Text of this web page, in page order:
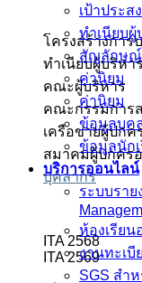
โครงสร้างการ
ทำเนียบผู้บริหา
คณะผู้บริหาร
คณะกรรมการ
เครือข่ายผู้ปกค
สมาคมผู้ปกคร
บุคลากร
ITA 2568
ITA 2569
เป้าประส
ทำเนียบผู้
สัญลักษณ์
ค่านิยม
ค่านิยม
ข้อมูลบุค
ข้อมูลนัก
บริการออนไลน์
ระบบราย
ห้องเรียน
งานทะเบี
SGS สำ